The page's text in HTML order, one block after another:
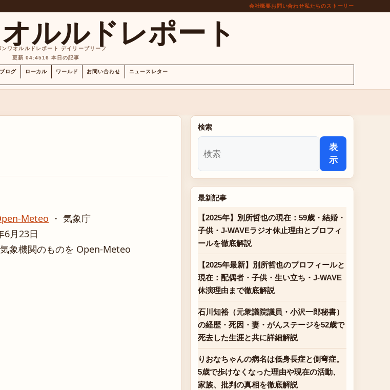
会社概要お問い合わせ私たちのストーリー
ルルドレポート
ンワオルルドレポート デイリーブリーフ
更新 04:4516 本日の記事
ブログ ローカル ワールド お問い合わせ ニュースレター
Meteo ・ 気象庁
6月23日
象機関のものを Open-Meteo
検索
表
示
最新記事
【2025年】別所哲也の現在：59歳・結婚・
子供・J-WAVEラジオ休止理由とプロフィ
ールを徹底解説
【2025年最新】別所哲也のプロフィールと
現在：配偶者・子供・生い立ち・J-WAVE
休演理由まで徹底解説
石川知裕（元衆議院議員・小沢一郎秘書）
の経歴・死因・妻・がんステージを52歳で
死去した生涯と共に詳細解説
りおなちゃんの病名は低身長症と側弯症。
5歳で歩けなくなった理由や現在の活動、
家族、批判の真相を徹底解説